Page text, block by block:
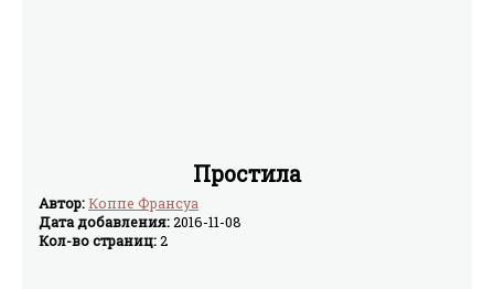
Простила
Автор:Коппе Франсуа
Дата добавления:2016-11-08
Кол-во страниц:2